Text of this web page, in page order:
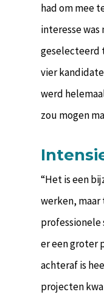
had om mee
interesse
geselecteerd
vier
werd
zou mogen
“Het is een
werken,
professionele
er een groter
achteraf is
projecten